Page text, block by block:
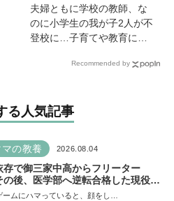
夫婦ともに学校の教師、な
のに小学生の我が子2人が不
登校に…子育てや教育に悩
「退職しよう」と決意する
Recommended by
る人気記事
の教養 2026.08.04
存で御三家中高からフリーター
後、医学部へ逆転合格した現役医
「ゲームの経験が受験勉強に役立っ
ームにハマっていると、顔をし…